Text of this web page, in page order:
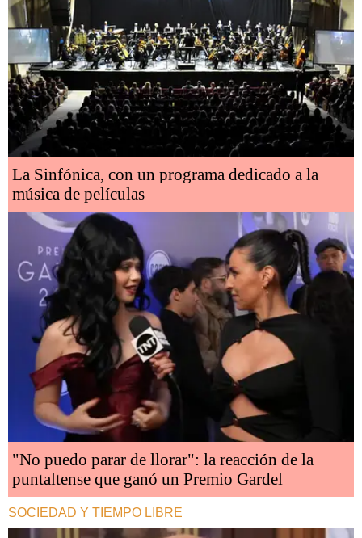
La Sinfónica, con un programa dedicado a la
música de películas
"No puedo parar de llorar": la reacción de la
puntaltense que ganó un Premio Gardel
SOCIEDAD Y TIEMPO LIBRE